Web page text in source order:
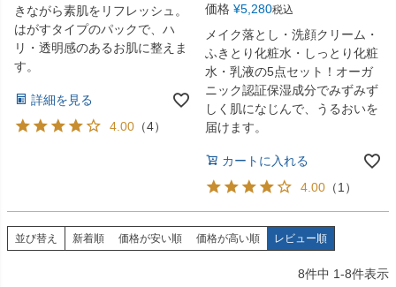
きながら素肌をリフレッシュ。
はがすタイプのパックで、ハ
リ・透明感のあるお肌に整えま
す。
詳細を見る
4.00 （4）
価格 ¥5,280税込
メイク落とし・洗顔クリーム・
ふきとり化粧水・しっとり化粧
水・乳液の5点セット！オーガ
ニック認証保湿成分でみずみず
しく肌になじんで、うるおいを
届けます。
カートに入れる
4.00 （1 ）
並び替え 新着順 価格が安い順 価格が高い順 レビュー順
8件中 1-8件表示